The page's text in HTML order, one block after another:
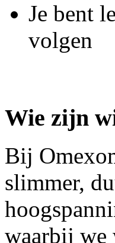
Je bent
volgen
Wie zijn
Bij
slimmer,
waarbij we